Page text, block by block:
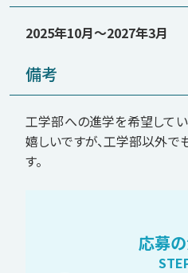
2025年10月〜2027年3月
備考
工学部への進学を希望して
嬉しいですが、工学部以外
す。
応募